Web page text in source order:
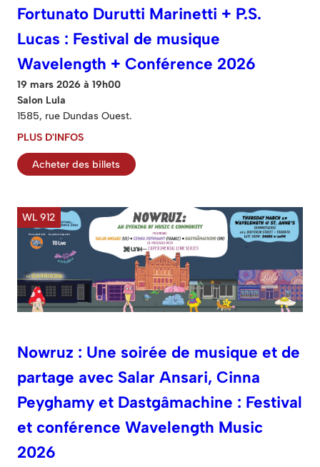
Fortunato Durutti Marinetti + P.S.
Lucas : Festival de musique
Wavelength + Conférence 2026
19 mars 2026 à 19h00
Salon Lula
1585, rue Dundas Ouest.
PLUS D'INFOS
Acheter des billets
WL 912
Nowruz : Une soirée de musique et de
partage avec Salar Ansari, Cinna
Peyghamy et Dastgâmachine : Festival
et conférence Wavelength Music
2026